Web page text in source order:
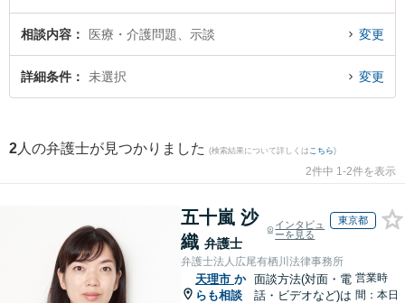
実績豊富な近くの弁護士を検索したい』『初回相談無料で医療事故の示談交渉
を法律相談できる天理市内の弁護士に相談予約したい』などでお困りの相談者
さんにおすすめです。
相談内容 医療・介護問題、示談 変更
詳細条件 未選択 変更
2 人の弁護士が見つかりました (検索結果について詳しくは こちら)
2件中 1-2件を表示
五十嵐 沙
織 弁護士
インタビュ
ーを見る
東京都
弁護士法人広尾有栖川法律事務所
天理市 か
らも相談
面談方法(対面・電
話・ビデオなど)は
営業時
間：本日